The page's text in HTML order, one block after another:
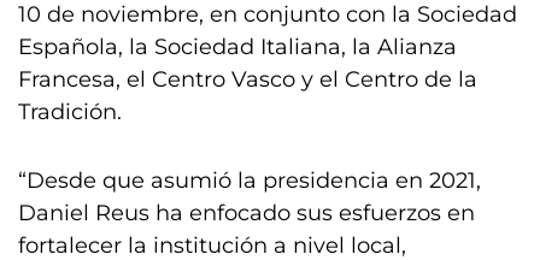
10 de noviembre, en conjunto con la Sociedad
Española, la Sociedad Italiana, la Alianza
Francesa, el Centro Vasco y el Centro de la
Tradición.
“Desde que asumió la presidencia en 2021,
Daniel Reus ha enfocado sus esfuerzos en
fortalecer la institución a nivel local,